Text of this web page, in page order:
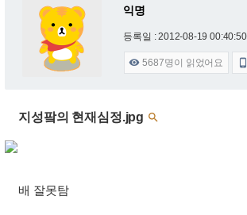
익명
등록일 : 2012-08-19 00:40:50
 5687명이 읽었어요 
지성팤의 현재심정.jpg 
배 잘못탐